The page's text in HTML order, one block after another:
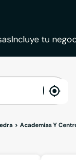
Incluye tu
Academias Y